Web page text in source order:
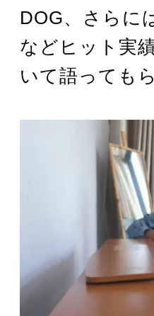
DOG、さらに
などヒット実
いて語っても